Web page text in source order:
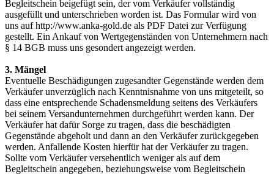
Begleitschein beigefügt sein, der vom Verkäufer vollständig
ausgefüllt und unterschrieben worden ist. Das Formular wird von
uns auf http://www.anka-gold.de als PDF Datei zur Verfügung
gestellt. Ein Ankauf von Wertgegenständen von Unternehmern nach
§ 14 BGB muss uns gesondert angezeigt werden.
3. Mängel
Eventuelle Beschädigungen zugesandter Gegenstände werden dem
Verkäufer unverzüglich nach Kenntnisnahme von uns mitgeteilt, so
dass eine entsprechende Schadensmeldung seitens des Verkäufers
bei seinem Versandunternehmen durchgeführt werden kann. Der
Verkäufer hat dafür Sorge zu tragen, dass die beschädigten
Gegenstände abgeholt und dann an den Verkäufer zurückgegeben
werden. Anfallende Kosten hierfür hat der Verkäufer zu tragen.
Sollte vom Verkäufer versehentlich weniger als auf dem
Begleitschein angegeben, beziehungsweise vom Begleitschein